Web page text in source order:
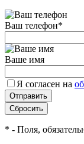
Ваш телефон*
Ваше имя
Я согласен на
* - Поля,